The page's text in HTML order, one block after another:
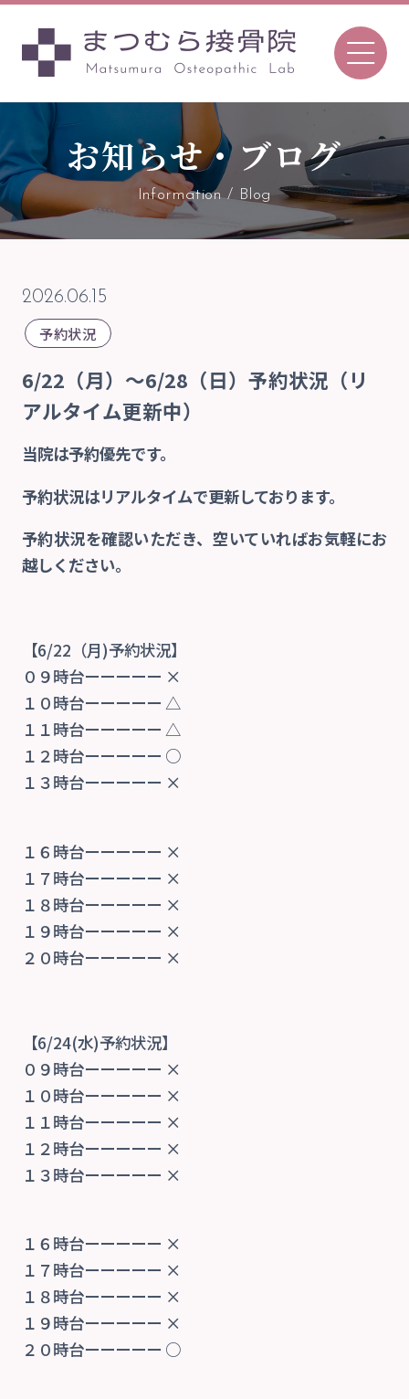
Tel. 096-366-7657
〒862-0970
TEL 096-366-7657 ／FAX 096-366-7657
予約について
院内紹介
交通事故治療
自費
交通アクセス
お知らせ・ブログ
お知らせ・ブログ
Information / Blog
2026.06.15
予約状況
6/22（月）〜6/28（日）予約状況（リ
アルタイム更新中）
当院は予約優先です。
予約状況はリアルタイムで更新しております。
予約状況を確認いただき、空いていればお気軽にお
越しください。
【6/22（月)予約状況】
０９時台ーーーーー ×
１０時台ーーーーー △
１１時台ーーーーー △
１２時台ーーーーー ○
１３時台ーーーーー ×
１６時台ーーーーー ×
１７時台ーーーーー ×
１８時台ーーーーー ×
１９時台ーーーーー ×
２０時台ーーーーー ×
【6/24(水)予約状況】
０９時台ーーーーー ×
１０時台ーーーーー ×
１１時台ーーーーー ×
１２時台ーーーーー ×
１３時台ーーーーー ×
１６時台ーーーーー ×
１７時台ーーーーー ×
１８時台ーーーーー ×
１９時台ーーーーー ×
２０時台ーーーーー ○